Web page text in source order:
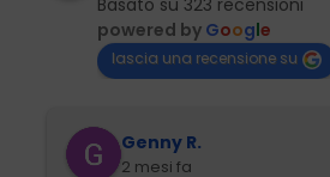
Basato su 323 recensioni
powered by Google
lascia una recensione su
Genny R.
2 mesi fa